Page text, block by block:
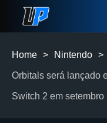
Home > Nintendo >
Orbitals será lançado
Switch 2 em setembro